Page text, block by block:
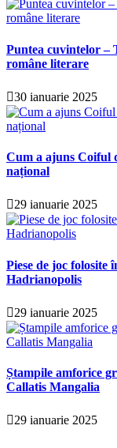
Puntea cuvintelor –
române literare
30 ianuarie 2025
Cum a ajuns Coiful
național
29 ianuarie 2025
Piese de joc folosite
Hadrianopolis
29 ianuarie 2025
Ștampile amforice
Callatis Mangalia
29 ianuarie 2025